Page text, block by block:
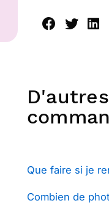
Que faire si je
Combien de